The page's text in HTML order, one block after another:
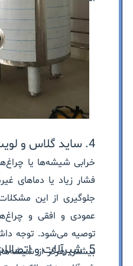
4. ساید گلاس و لویت گلاس
خرابی شیشه‌ها یا
فشار زیاد یا دماهای
جلوگیری از این
عمودی و افقی و
توصیه می‌شود. توجه
بیشتر، هرگز از
5. شیرآلات و اتصالات